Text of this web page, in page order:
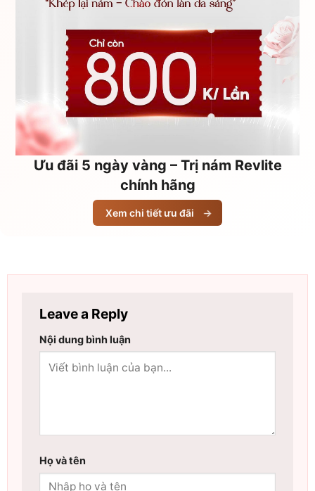
Ưu đãi 5 ngày vàng – Trị nám Revlite
chính hãng
Xem chi tiết ưu đãi →
Leave a Reply
Nội dung bình luận
Họ và tên